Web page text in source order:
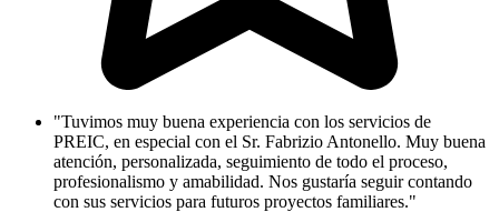
"Tuvimos muy buena experiencia con los servicios de
PREIC, en especial con el Sr. Fabrizio Antonello. Muy buena
atención, personalizada, seguimiento de todo el proceso,
profesionalismo y amabilidad. Nos gustaría seguir contando
con sus servicios para futuros proyectos familiares."